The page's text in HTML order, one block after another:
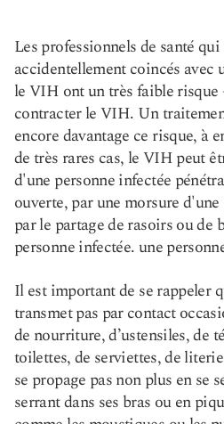
Les professionnels de santé
accidentellement coincés avec
le VIH ont un très faible risque
contracter le VIH. Un
encore davantage ce risque, à
de très rares cas, le VIH peut
d'une personne infectée
ouverte, par une morsure
par le partage de rasoirs ou de
personne infectée. une
Il est important de se rappeler
transmet pas par contact
de nourriture, d’ustensiles, de
toilettes, de serviettes, de
se propage pas non plus en se
serrant dans ses bras ou en